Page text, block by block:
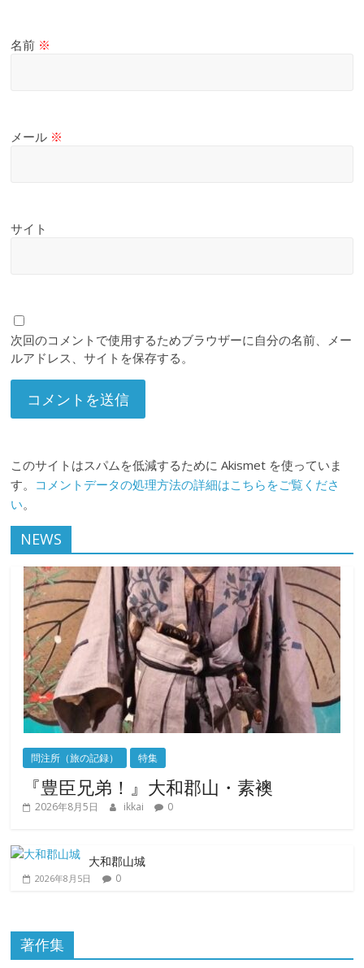
名前 ※
メール ※
サイト
次回のコメントで使用するためブラウザーに自分の名前、メー
ルアドレス、サイトを保存する。
このサイトはスパムを低減するために Akismet を使っていま
す。 コメントデータの処理方法の詳細はこちらをご覧くださ
い。
NEWS
問注所（旅の記録） 特集
『豊臣兄弟！』大和郡山・素襖
2026年8月5日 ikkai 0
大和郡山城
2026年8月5日 0
著作集